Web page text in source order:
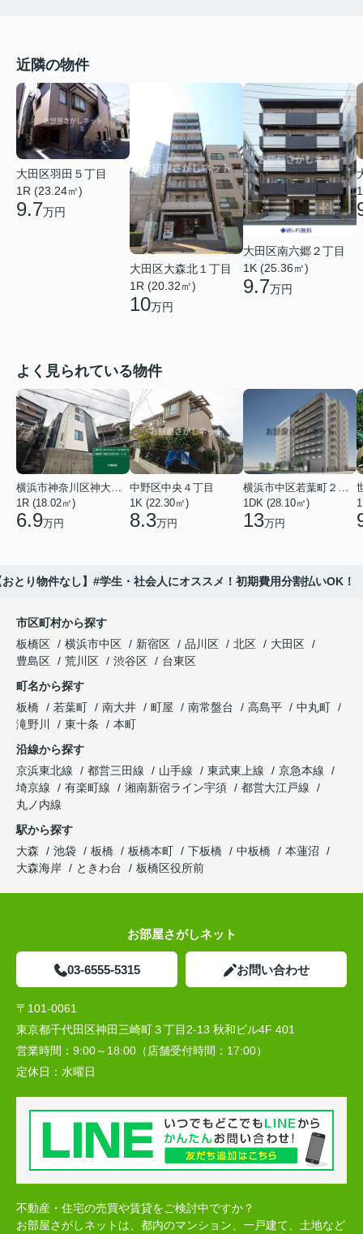
近隣の物件
大田区羽田５丁目
1R (23.24㎡)
9.7万円
大田区大森北１丁目
1R (20.32㎡)
10万円
大田区南六郷２丁目
1K (25.36㎡)
9.7万円
よく見られている物件
1R (18.02㎡)
6.9万円
中野区中央４丁目
1K (22.30㎡)
8.3万円
1DK (28.10㎡)
13万円
とり物件なし】#学生・社会人にオススメ！初期費用分割払いOK！
市区町村から探す
板橋区
横浜市中区 新宿区 品川区 北区
大田区
豊島区
荒川区 渋谷区
台東区
町名から探す
板橋
若葉町 南大井 町屋 南常盤台 高島平
中丸町
滝野川
東十条
本町
沿線から探す
京浜東北線
都営三田線 山手線 東武東上線
京急本線
埼京線
有楽町線 湘南新宿ライン宇須
都営大江戸線
丸ノ内線
駅から探す
大森
池袋 板橋 板橋本町 下板橋 中板橋
本蓮沼
大森海岸
ときわ台 板橋区役所前
お部屋さがしネット
03-6555-5315 お問い合わせ
〒101-0061
東京都千代田区神田三崎町３丁目2-13 秋和ビル4F 401
営業時間： 9:00～18:00（店舗受付時間：17:00）
定休日： 水曜日
不動産・住宅の売買や賃貸をご検討中ですか？
お部屋さがしネットは、都内のマンション、一戸建て、土地など